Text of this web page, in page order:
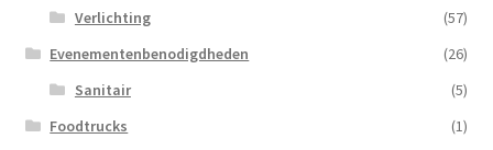
Verlichting
(57)
Evenementenbenodigdheden
(26)
Sanitair
(5)
Foodtrucks
(1)